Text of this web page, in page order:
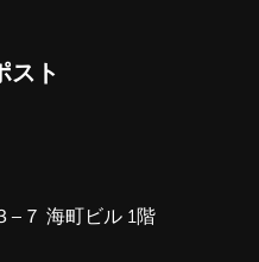
スト
−７ 海町ビル 1階